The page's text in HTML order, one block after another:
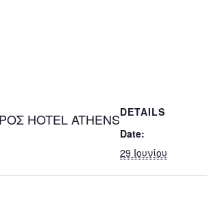
HOTEL ATHENSDETAILS
Date:
29 Ιουνίου